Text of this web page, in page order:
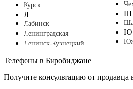
Курск
Л
Лабинск
Ленинградская
Ленинск-Кузнецкий
Ш
Ю
Телефоны в Биробиджане
Получите консультацию от